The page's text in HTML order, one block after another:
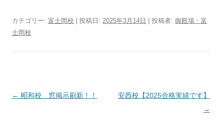
カテゴリー: 富士岡校 | 投稿日: 2025年3月14日 投稿者: 御殿場・富
士岡校
投
← 昭和校 窓掲示刷新！！
安西校【2025合格実績です】
→